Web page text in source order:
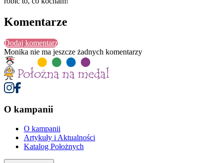
Komentarze
Dodaj komentarz
Monika nie ma jeszcze żadnych komentarzy
O kampanii
O kampanii
Artykuły i Aktualności
Katalog Położnych